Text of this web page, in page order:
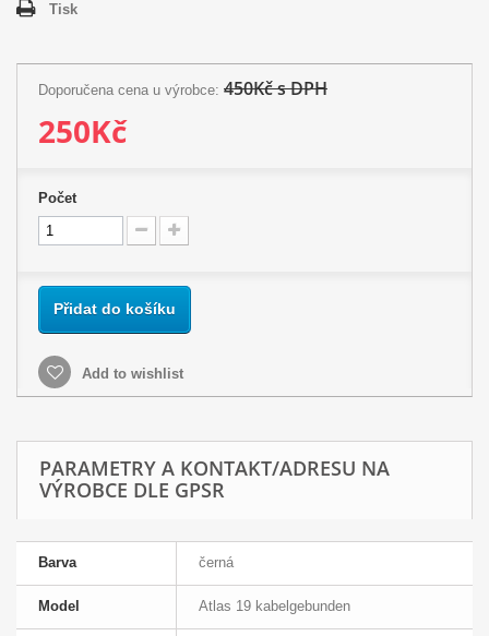
Tisk
Doporučena cena u výrobce: 450Kč s DPH
250Kč
Počet
Přidat do košíku
Add to wishlist
PARAMETRY A KONTAKT/ADRESU NA
VÝROBCE DLE GPSR
Barva černá
Model Atlas 19 kabelgebunden